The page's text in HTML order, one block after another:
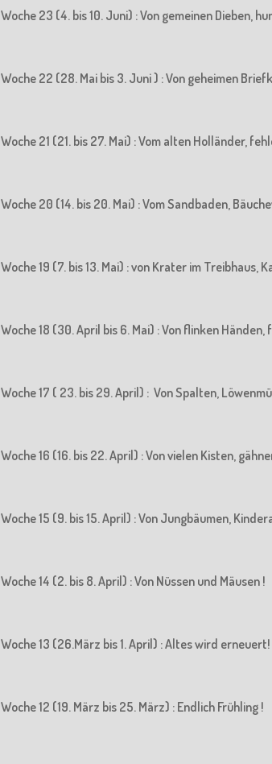
Woche 23 (4. bis 10. Juni) : Von gemeinen Dieben,
Woche 22 (28. Mai bis 3. Juni ) : Von geheimen
Woche 21 (21. bis 27. Mai) : Vom alten Holländer,
Woche 20 (14. bis 20. Mai) : Vom Sandbaden,
Woche 19 (7. bis 13. Mai) : von Krater im
Woche 18 (30. April bis 6. Mai) : Von flinken
Woche 17 ( 23. bis 29. April) : Von Spalten,
Woche 16 (16. bis 22. April) : Von vielen Kisten,
Woche 15 (9. bis 15. April) : Von Jungbäumen,
Woche 14 (2. bis 8. April) : Von Nüssen und Mäusen !
Woche 13 (26.März bis 1. April) : Altes wird erneuert!
Woche 12 (19. März bis 25. März) : Endlich Frühling !